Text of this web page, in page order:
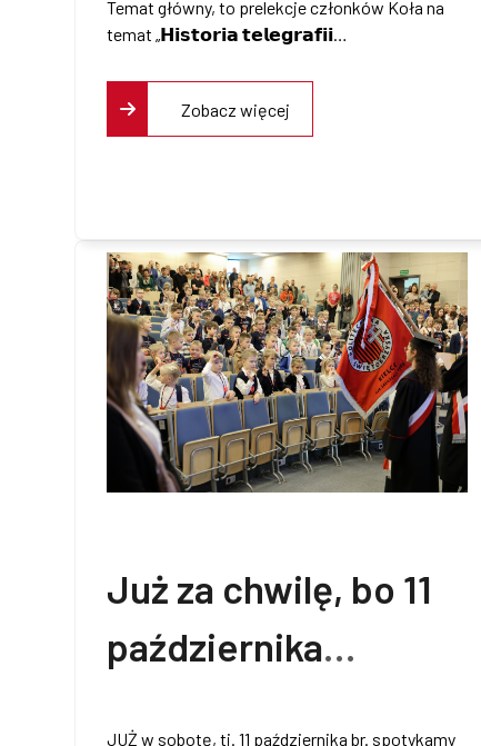
Temat główny, to prelekcje członków Koła na
temat „𝗛𝗶𝘀𝘁𝗼𝗿𝗶𝗮 𝘁𝗲𝗹𝗲𝗴𝗿𝗮𝗳𝗶𝗶…
Zobacz więcej
Już za chwilę, bo 11
października
JUŻ w sobotę, tj. 11 października br. spotykamy